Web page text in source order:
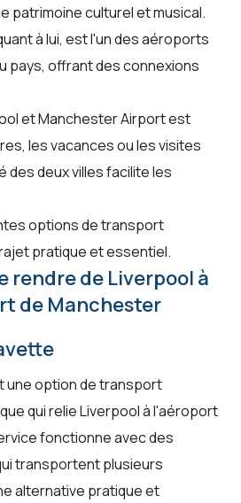
patrimoine culturel et musical.
à lui, est l'un des aéroports
pays, offrant des connexions
et Manchester Airport est
les vacances ou les visites
des deux villes facilite les
options de transport
pratique et essentiel.
rendre de Liverpool à
de Manchester
une option de transport
qui relie Liverpool à l'aéroport
fonctionne avec des
transportent plusieurs
alternative pratique et